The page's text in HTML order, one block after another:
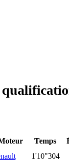
Temps
1'10"304